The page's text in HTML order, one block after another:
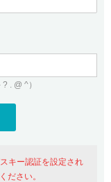
望の方
の機能を使う方
. @ ^）
キー認証を設定され
ださい。